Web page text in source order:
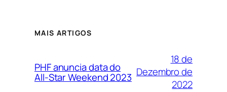
MAIS ARTIGOS
PHF anuncia data do
All-Star Weekend 2023
18 de
Dezembro de
2022